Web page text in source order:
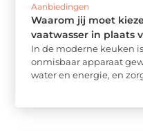
Aanbiedingen
Waarom jij moet
vaatwasser in plaats
In de moderne keuken
onmisbaar apparaat
water en energie, en